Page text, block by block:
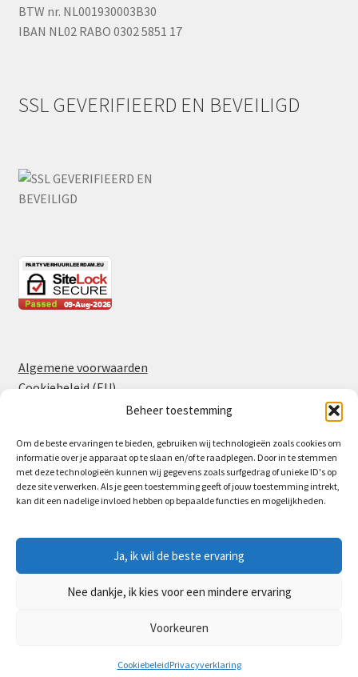
Beheer toestemming
Om de beste ervaringen te bieden, gebruiken wij technologieën zoals cookies om
informatie over je apparaat op te slaan en/of te raadplegen. Door in te stemmen
met deze technologieën kunnen wij gegevens zoals surfgedrag of unieke ID's op
deze site verwerken. Als je geen toestemming geeft of jouw toestemming intrekt,
kan dit een nadelige invloed hebben op bepaalde functies en mogelijkheden.
Ja, ik wil de beste ervaring
Nee dankje, ik kies voor een mindere ervaring
Voorkeuren
CookiebeleidPrivacyverklaring
BTW nr. NL001930003B30
IBAN NL02 RABO 0302 5851 17
SSL GEVERIFIEERD EN BEVEILIGD
Algemene voorwaarden
Cookiebeleid (EU)
Facebook
Instagram
© Partyverhuur Leerdam 2026
Privacyverklaring
Gebouwd met WooCommerce.